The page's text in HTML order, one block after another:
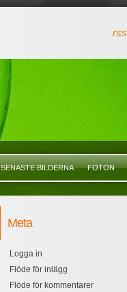
rss
SENASTE BILDERNA FOTON
Meta
Logga in
Flöde för inlägg
Flöde för kommentarer